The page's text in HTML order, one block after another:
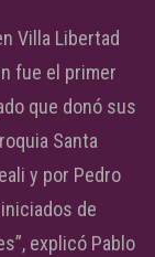
Villa Libertad
fue el primer
que donó sus
Santa
y por Pedro
de
explicó Pablo